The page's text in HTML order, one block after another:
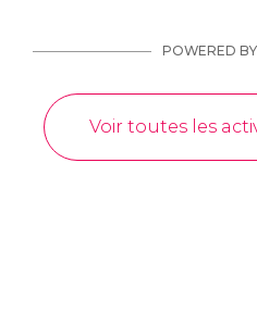
POWERED
Voir toutes les